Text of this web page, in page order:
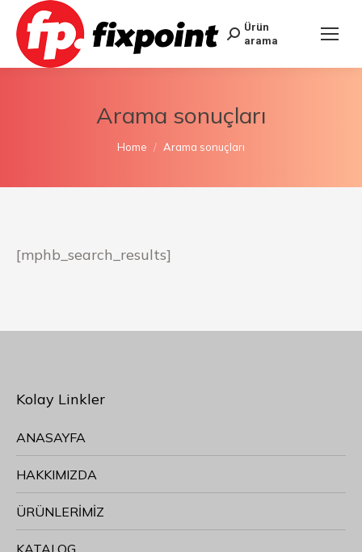
Ürün
arama
Arama sonuçları
You are here:
Home Arama sonuçları
[mphb_search_results]
Kolay Linkler
ANASAYFA
HAKKIMIZDA
ÜRÜNLERİMİZ
KATALOG